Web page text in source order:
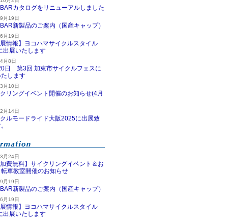
カタログをリニューアルしました
月19日
新製品のご案内（国産キャップ）
月19日
情報】ヨコハマサイクルスタイル
出展いたします
月8日
日 第3回 加東市サイクルフェスに
します
月10日
リングイベント開催のお知らせ(4月
月14日
ルモードライド大阪2025に出展致
月24日
費無料】サイクリングイベント＆お
車教室開催のお知らせ
月19日
新製品のご案内（国産キャップ）
月19日
情報】ヨコハマサイクルスタイル
出展いたします